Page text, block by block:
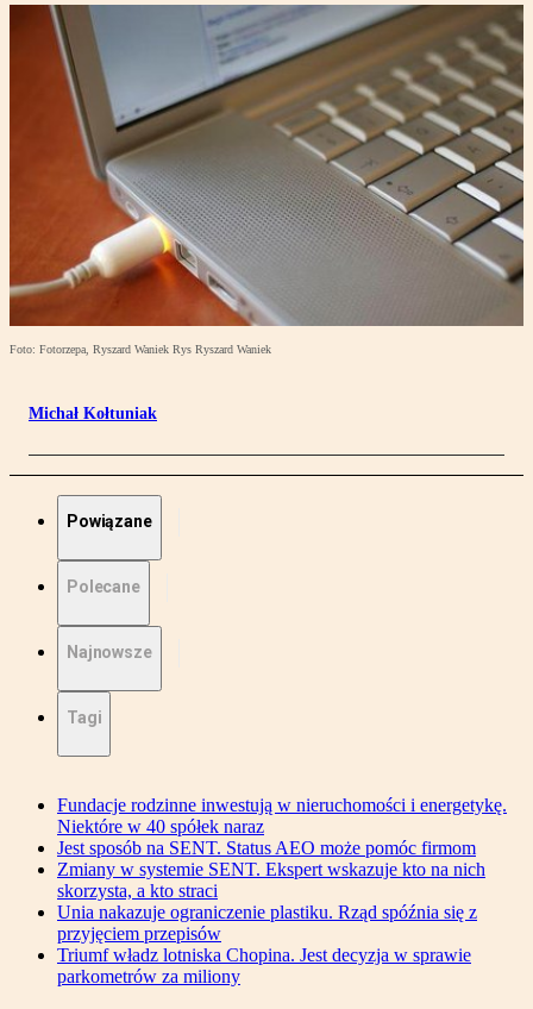
Foto: Fotorzepa, Ryszard Waniek Rys Ryszard Waniek
Michał Kołtuniak
Powiązane
Polecane
Najnowsze
Tagi
Fundacje rodzinne inwestują w nieruchomości i energetykę.
Niektóre w 40 spółek naraz
Jest sposób na SENT. Status AEO może pomóc firmom
Zmiany w systemie SENT. Ekspert wskazuje kto na nich
skorzysta, a kto straci
Unia nakazuje ograniczenie plastiku. Rząd spóźnia się z
przyjęciem przepisów
Triumf władz lotniska Chopina. Jest decyzja w sprawie
parkometrów za miliony